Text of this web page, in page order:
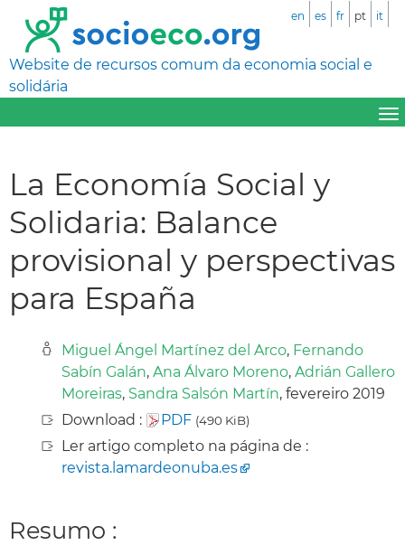
Website de recursos comum da economia social e
solidária
en es fr pt it
La Economía Social y
Solidaria: Balance
provisional y perspectivas
para España
Miguel Ángel Martínez del Arco, Fernando
Sabín Galán, Ana Álvaro Moreno, Adrián Gallero
Moreiras, Sandra Salsón Martín, fevereiro 2019
Download :
PDF (490 KiB)
Ler artigo completo na página de :
revista.lamardeonuba.es
Resumo :